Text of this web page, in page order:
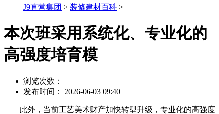
J9直营集团 > 装修建材百科 >
本次班采用系统化、专业化的
高强度培育模
浏览次数：
发布时间： 2026-06-03 09:40
此外，当前工艺美术财产加快转型升级，专业化的高强度